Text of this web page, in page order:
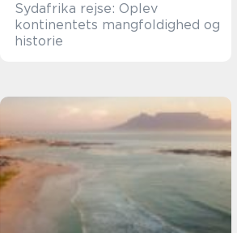
Sydafrika rejse: Oplev
kontinentets mangfoldighed og
historie